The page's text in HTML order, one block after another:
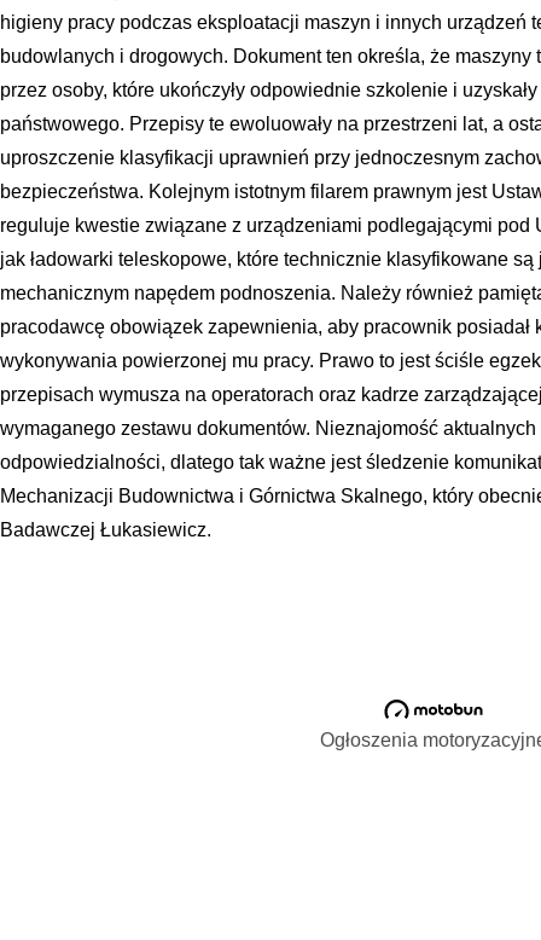
higieny pracy podczas eksploatacji maszyn i innych urządzeń
budowlanych i drogowych. Dokument ten określa, że maszyny
przez osoby, które ukończyły odpowiednie szkolenie i
państwowego. Przepisy te ewoluowały na przestrzeni lat, a
uproszczenie klasyfikacji uprawnień przy jednoczesnym
bezpieczeństwa. Kolejnym istotnym filarem prawnym jest
reguluje kwestie związane z urządzeniami podlegającymi pod
jak ładowarki teleskopowe, które technicznie klasyfikowane
mechanicznym napędem podnoszenia. Należy również
pracodawcę obowiązek zapewnienia, aby pracownik
wykonywania powierzonej mu pracy. Prawo to jest ściśle
przepisach wymusza na operatorach oraz kadrze
wymaganego zestawu dokumentów. Nieznajomość
odpowiedzialności, dlatego tak ważne jest śledzenie
Mechanizacji Budownictwa i Górnictwa Skalnego, który
Badawczej Łukasiewicz.
Ogłoszenia